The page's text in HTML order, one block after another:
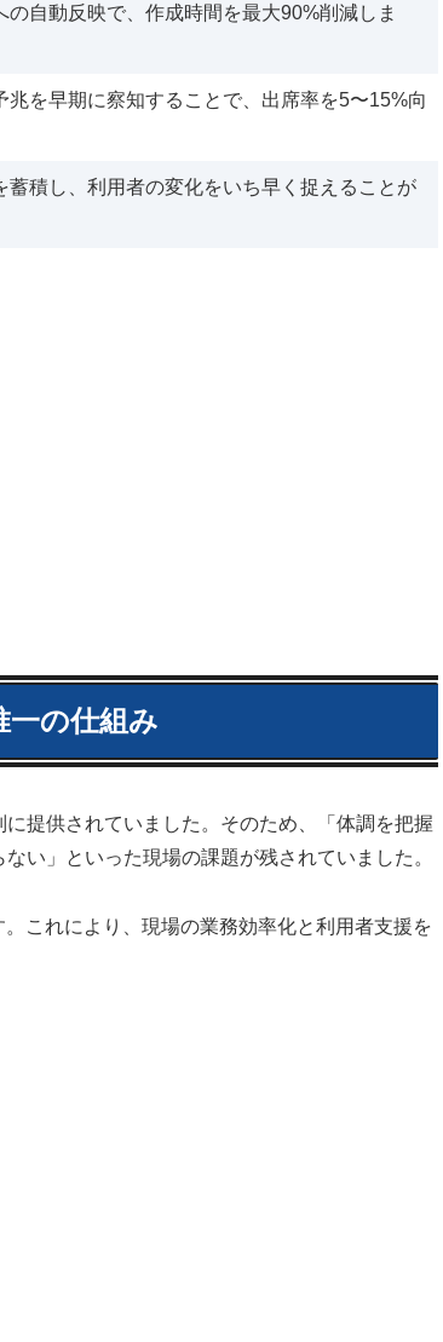
自動反映で、作成時間を最大90%削減しま
を早期に察知することで、出席率を5〜15%向
積し、利用者の変化をいち早く捉えることが
一の仕組み
提供されていました。そのため、「体調を把握
い」といった現場の課題が残されていました。
これにより、現場の業務効率化と利用者支援を